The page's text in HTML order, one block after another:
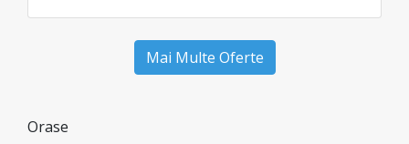
Mai Multe Oferte
Orase